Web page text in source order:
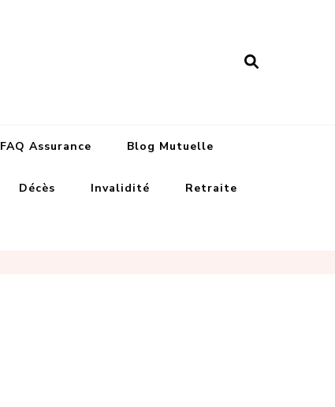
FAQ Assurance Blog Mutuelle
Décès Invalidité Retraite